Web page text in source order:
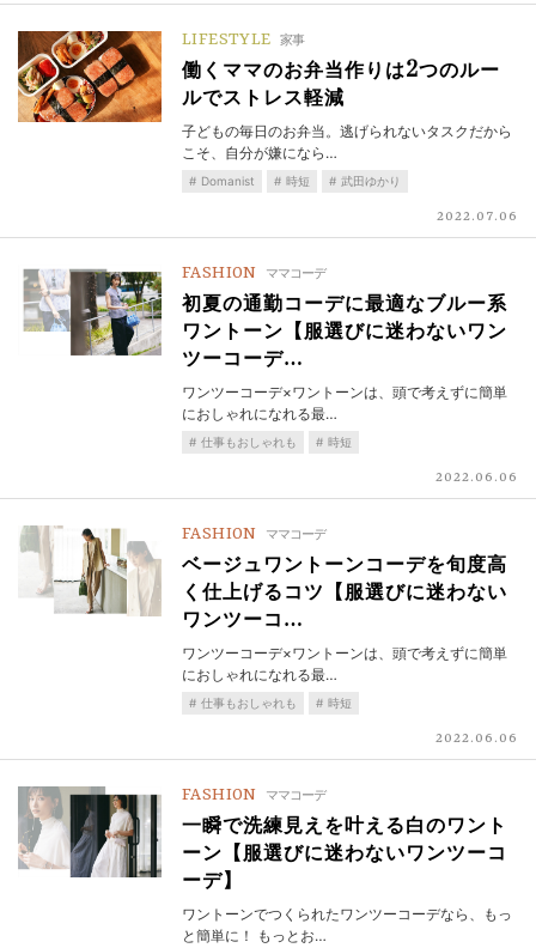
LIFESTYLE 家事
働くママのお弁当作りは2つのルー
ルでストレス軽減
子どもの毎日のお弁当。逃げられないタスクだから
こそ、自分が嫌になら…
Domanist 時短 武田ゆかり
2022.07.06
FASHION ママコーデ
初夏の通勤コーデに最適なブルー系
ワントーン【服選びに迷わないワン
ツーコーデ…
ワンツーコーデ×ワントーンは、頭で考えずに簡単
におしゃれになれる最…
仕事もおしゃれも 時短
2022.06.06
FASHION ママコーデ
ベージュワントーンコーデを旬度高
く仕上げるコツ【服選びに迷わない
ワンツーコ…
ワンツーコーデ×ワントーンは、頭で考えずに簡単
におしゃれになれる最…
仕事もおしゃれも 時短
2022.06.06
FASHION ママコーデ
一瞬で洗練見えを叶える白のワント
ーン【服選びに迷わないワンツーコ
ーデ】
ワントーンでつくられたワンツーコーデなら、もっ
と簡単に！ もっとお…